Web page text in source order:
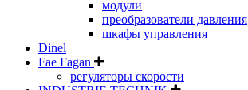
модули
преобразователи давления
шкафы управления
Dinel
Fae Fagan
регуляторы скорости